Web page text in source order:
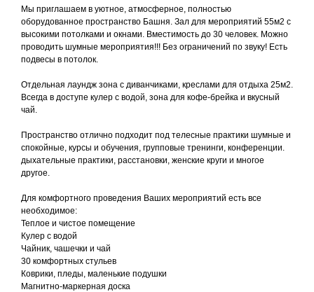
Мы приглашаем в уютное, атмосферное, полностью
оборудованное пространство Башня. Зал для мероприятий 55м2 с
высокими потолками и окнами. Вместимость до 30 человек. Можно
проводить шумные мероприятия!!! Без ограничений по звуку! Есть
подвесы в потолок.
Отдельная лаундж зона с диванчиками, креслами для отдыха 25м2.
Всегда в доступе кулер с водой, зона для кофе-брейка и вкусный
чай.
Пространство отлично подходит под телесные практики шумные и
спокойные, курсы и обучения, групповые тренинги, конференции.
дыхательные практики, расстановки, женские круги и многое
другое.
Для комфортного проведения Ваших мероприятий есть все
необходимое:
Теплое и чистое помещение
Кулер с водой
Чайник, чашечки и чай
30 комфортных стульев
Коврики, пледы, маленькие подушки
Магнитно-маркерная доска